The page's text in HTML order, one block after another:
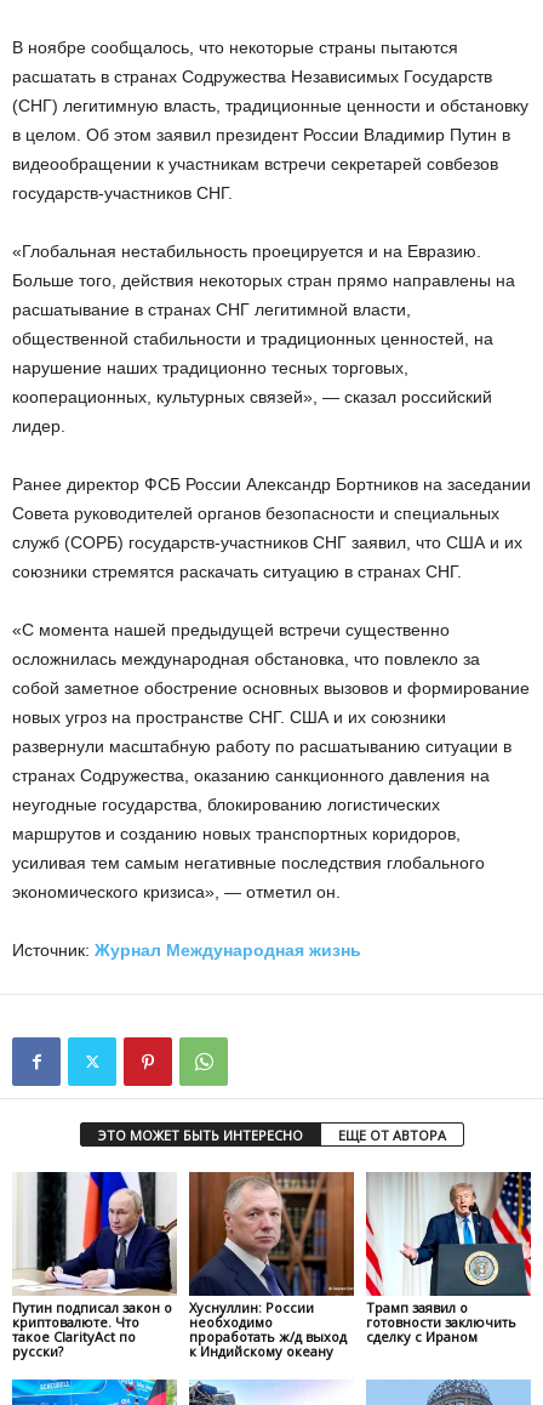
В ноябре сообщалось, что некоторые страны пытаются
расшатать в странах Содружества Независимых Государств
(СНГ) легитимную власть, традиционные ценности и обстановку
в целом. Об этом заявил президент России Владимир Путин в
видеообращении к участникам встречи секретарей совбезов
государств-участников СНГ.
«Глобальная нестабильность проецируется и на Евразию.
Больше того, действия некоторых стран прямо направлены на
расшатывание в странах СНГ легитимной власти,
общественной стабильности и традиционных ценностей, на
нарушение наших традиционно тесных торговых,
кооперационных, культурных связей», — сказал российский
лидер.
Ранее директор ФСБ России Александр Бортников на заседании
Совета руководителей органов безопасности и специальных
служб (СОРБ) государств-участников СНГ заявил, что США и их
союзники стремятся раскачать ситуацию в странах СНГ.
«С момента нашей предыдущей встречи существенно
осложнилась международная обстановка, что повлекло за
собой заметное обострение основных вызовов и формирование
новых угроз на пространстве СНГ. США и их союзники
развернули масштабную работу по расшатыванию ситуации в
странах Содружества, оказанию санкционного давления на
неугодные государства, блокированию логистических
маршрутов и созданию новых транспортных коридоров,
усиливая тем самым негативные последствия глобального
экономического кризиса», — отметил он.
Источник: Журнал Международная жизнь
ЭТО МОЖЕТ БЫТЬ ИНТЕРЕСНО ЕЩЕ ОТ АВТОРА
Путин подписал закон о
криптовалюте. Что
такое ClarityAct по
русски?
Хуснуллин: России
необходимо
проработать ж/д выход
к Индийскому океану
Трамп заявил о
готовности заключить
сделку с Ираном